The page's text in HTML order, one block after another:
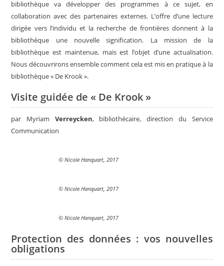
bibliothèque va développer des programmes à ce sujet, en
collaboration avec des partenaires externes. L’offre d’une lecture
dirigée vers l’individu et la recherche de frontières donnent à la
bibliothèque une nouvelle signification. La mission de la
bibliothèque est maintenue, mais est l’objet d’une actualisation.
Nous découvrirons ensemble comment cela est mis en pratique à la
bibliothèque « De Krook ».
Visite guidée de « De Krook »
par Myriam Verreycken, bibliothécaire, direction du Service
Communication
© Nicole Hanquart, 2017
© Nicole Hanquart, 2017
© Nicole Hanquart, 2017
Protection des données : vos nouvelles
obligations